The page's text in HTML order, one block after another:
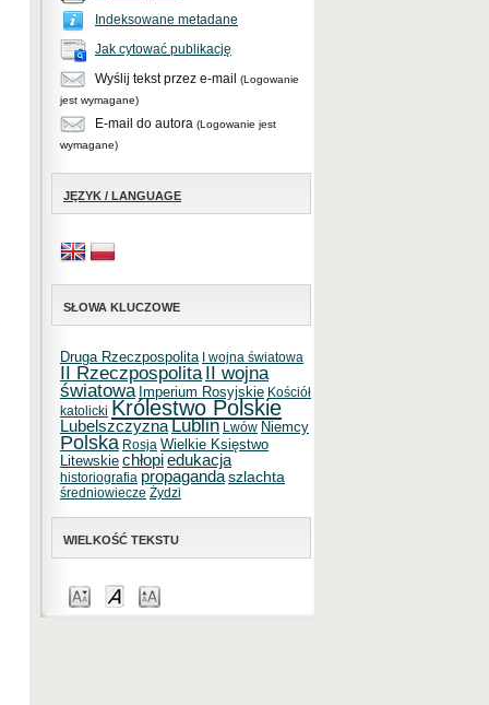
Indeksowane metadane
Jak cytować publikację
Wyślij tekst przez e-mail
(Logowanie
jest wymagane)
E-mail do autora (Logowanie jest
wymagane)
JĘZYK / LANGUAGE
SŁOWA KLUCZOWE
Druga Rzeczpospolita I wojna światowa
II Rzeczpospolita II wojna
światowa Imperium Rosyjskie Kościół
katolicki Królestwo Polskie
LubelszczyznaLublin Lwów Niemcy
Polska Rosja Wielkie Księstwo
Litewskie chłopiedukacja
historiografia propagandaszlachta
średniowiecze Żydzi
WIELKOŚĆ TEKSTU